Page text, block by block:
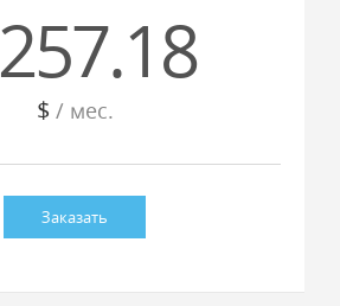
257.18
$ / мес.
Заказать